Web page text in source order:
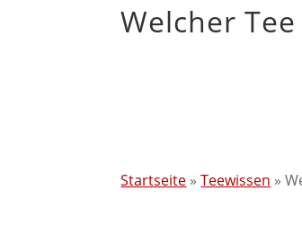
Welcher
Startseite »Teewissen »